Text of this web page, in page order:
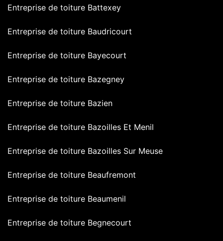
Entreprise de toiture Battexey
Entreprise de toiture Baudricourt
Entreprise de toiture Bayecourt
Entreprise de toiture Bazegney
Entreprise de toiture Bazien
Entreprise de toiture Bazoilles Et Menil
Entreprise de toiture Bazoilles Sur Meuse
Entreprise de toiture Beaufremont
Entreprise de toiture Beaumenil
Entreprise de toiture Begnecourt